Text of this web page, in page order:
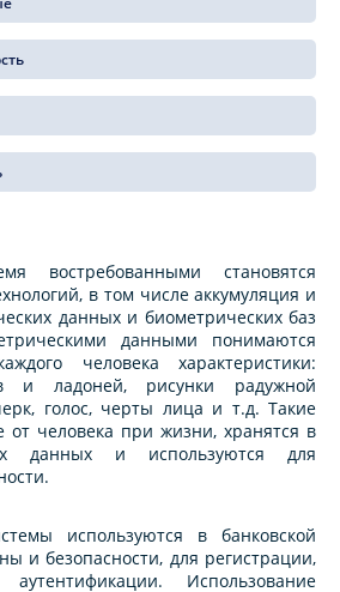
востребованными становятся
в том числе аккумуляция и
данных и биометрических баз
данными понимаются
человека характеристики:
и ладоней, рисунки радужной
голос, черты лица и т.д. Такие
человека при жизни, хранятся в
данных и используются для
используются в банковской
и безопасности, для регистрации,
Использование